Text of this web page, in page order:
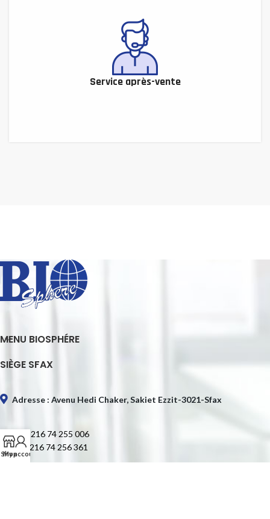
Service après-vente
MENU BIOSPHÉRE
SIÈGE SFAX
Adresse : Avenu Hedi Chaker, Sakiet Ezzit-3021-Sfax
Tél. : +216 74 255 006
Fax : +216 74 256 361
Shop
My account